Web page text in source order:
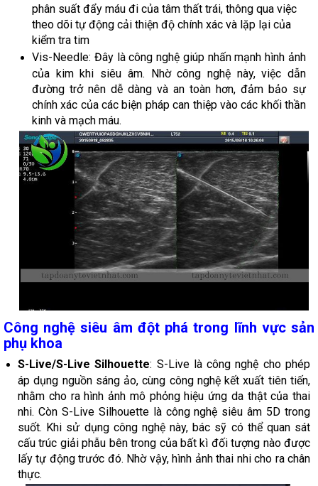
phân suất đẩy máu đi của tâm thất trái, thông qua việc
theo dõi tự động cải thiện độ chính xác và lặp lại của
kiểm tra tim
Vis-Needle: Đây là công nghệ giúp nhấn mạnh hình ảnh
của kim khi siêu âm. Nhờ công nghệ này, việc dẫn
đường trở nên dễ dàng và an toàn hơn, đảm bảo sự
chính xác của các biện pháp can thiệp vào các khối thần
kinh và mạch máu.
Công nghệ siêu âm đột phá trong lĩnh vực sản
phụ khoa
S-Live/S-Live Silhouette: S-Live là công nghệ cho phép
áp dụng nguồn sáng ảo, cùng công nghệ kết xuất tiên tiến,
nhằm cho ra hình ảnh mô phỏng hiệu ứng da thật của thai
nhi. Còn S-Live Silhouette là công nghệ siêu âm 5D trong
suốt. Khi sử dụng công nghệ này, bác sỹ có thể quan sát
cấu trúc giải phẫu bên trong của bất kì đối tượng nào được
lấy tự động trước đó. Nhờ vậy, hình ảnh thai nhi cho ra chân
thực.